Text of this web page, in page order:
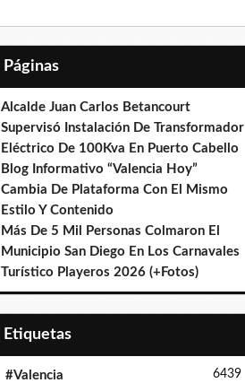
Páginas
Alcalde Juan Carlos Betancourt
Supervisó Instalación De Transformador
Eléctrico De 100Kva En Puerto Cabello
Blog Informativo “Valencia Hoy”
Cambia De Plataforma Con El Mismo
Estilo Y Contenido
Más De 5 Mil Personas Colmaron El
Municipio San Diego En Los Carnavales
Turístico Playeros 2026 (+Fotos)
Etiquetas
#Valencia 6439